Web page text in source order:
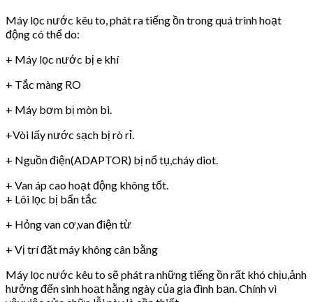
Máy lọc nước kêu to, phát ra tiếng ồn trong quá trình hoạt
động có thể do:
+ Máy lọc nước bị e khí
+ Tắc màng RO
+ Máy bơm bị mòn bi.
+Vòi lấy nước sạch bị rò rỉ.
+ Nguồn điện(ADAPTOR) bị nổ tụ,cháy diot.
+ Van áp cao hoạt động không tốt.
+ Lõi lọc bị bẩn tắc
+ Hỏng van cơ,van điện từ
+ Vị trí đặt máy không cân bằng
Máy lọc nước kêu to sẽ phát ra những tiếng ồn rất khó chịu,ảnh
hưởng đến sinh hoạt hằng ngày của gia đình bạn. Chính vì